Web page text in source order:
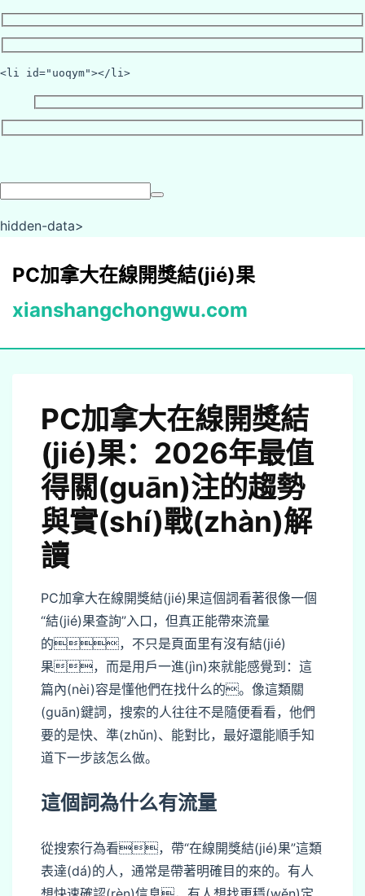
<li id="uoqym"></li>
hidden-data>
PC加拿大在線開獎結(jié)果
xianshangchongwu.com
PC加拿大在線開獎結
(jié)果：2026年最值
得關(guān)注的趨勢
與實(shí)戰(zhàn)解
讀
PC加拿大在線開獎結(jié)果這個詞看著很像一個
“結(jié)果查詢”入口，但真正能帶來流量
的，不只是頁面里有沒有結(jié)
果，而是用戶一進(jìn)來就能感覺到：這
篇內(nèi)容是懂他們在找什么的。像這類關
(guān)鍵詞，搜索的人往往不是隨便看看，他們
要的是快、準(zhǔn)、能對比，最好還能順手知
道下一步該怎么做。
這個詞為什么有流量
從搜索行為看，帶“在線開獎結(jié)果”這類
表達(dá)的人，通常是帶著明確目的來的。有人